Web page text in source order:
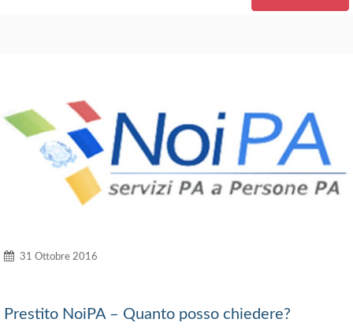
31 Ottobre 2016
Prestito NoiPA – Quanto posso chiedere?